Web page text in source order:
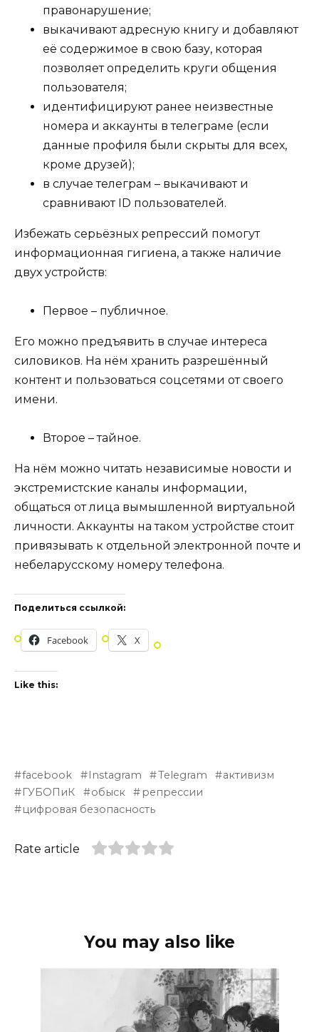
правонарушение;
выкачивают адресную книгу и добавляют
её содержимое в свою базу, которая
позволяет определить круги общения
пользователя;
идентифицируют ранее неизвестные
номера и аккаунты в телеграме (если
данные профиля были скрыты для всех,
кроме друзей);
в случае телеграм – выкачивают и
сравнивают ID пользователей.
Избежать серьёзных репрессий помогут
информационная гигиена, а также наличие
двух устройств:
Первое – публичное.
Его можно предъявить в случае интереса
силовиков. На нём хранить разрешённый
контент и пользоваться соцсетями от своего
имени.
Второе – тайное.
На нём можно читать независимые новости и
экстремистские каналы информации,
общаться от лица вымышленной виртуальной
личности. Аккаунты на таком устройстве стоит
привязывать к отдельной электронной почте и
небеларусскому номеру телефона.
Поделиться ссылкой:
Facebook X
Like this:
facebook Instagram Telegram
активизм
ГУБОПиК
обыск
репрессии
цифровая безопасность
Rate article
You may also like